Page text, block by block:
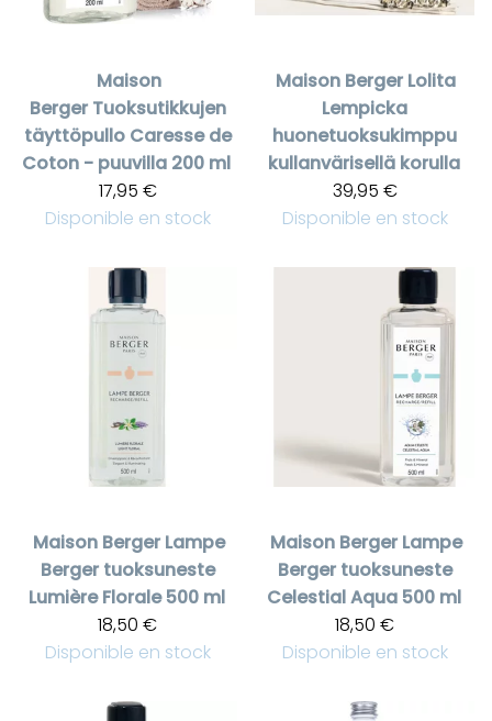
Maison
Berger Tuoksutikkujen
täyttöpullo Caresse de
Coton - puuvilla 200 ml
17,95 €
Disponible en stock
Maison Berger Lolita
Lempicka
huonetuoksukimppu
kullanvärisellä korulla
39,95 €
Disponible en stock
Maison Berger Lampe
Berger tuoksuneste
Lumière Florale 500 ml
18,50 €
Disponible en stock
Maison Berger Lampe
Berger tuoksuneste
Celestial Aqua 500 ml
18,50 €
Disponible en stock